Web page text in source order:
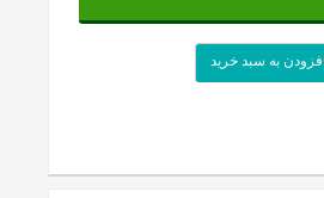
افزودن به سبد خرید